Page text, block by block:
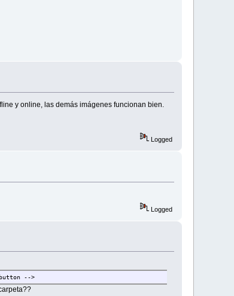
y online, las demás imágenes funcionan bien.
Logged
Logged
button -->